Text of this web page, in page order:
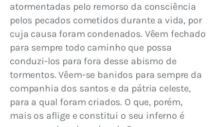
atormentadas pelo remorso da consciência
pelos pecados cometidos durante a vida, por
cuja causa foram condenados. Vêem fechado
para sempre todo caminho que possa
conduzi-los para fora desse abismo de
tormentos. Vêem-se banidos para sempre da
companhia dos santos e da pátria celeste,
para a qual foram criados. O que, porém,
mais os aflige e constitui o seu inferno é